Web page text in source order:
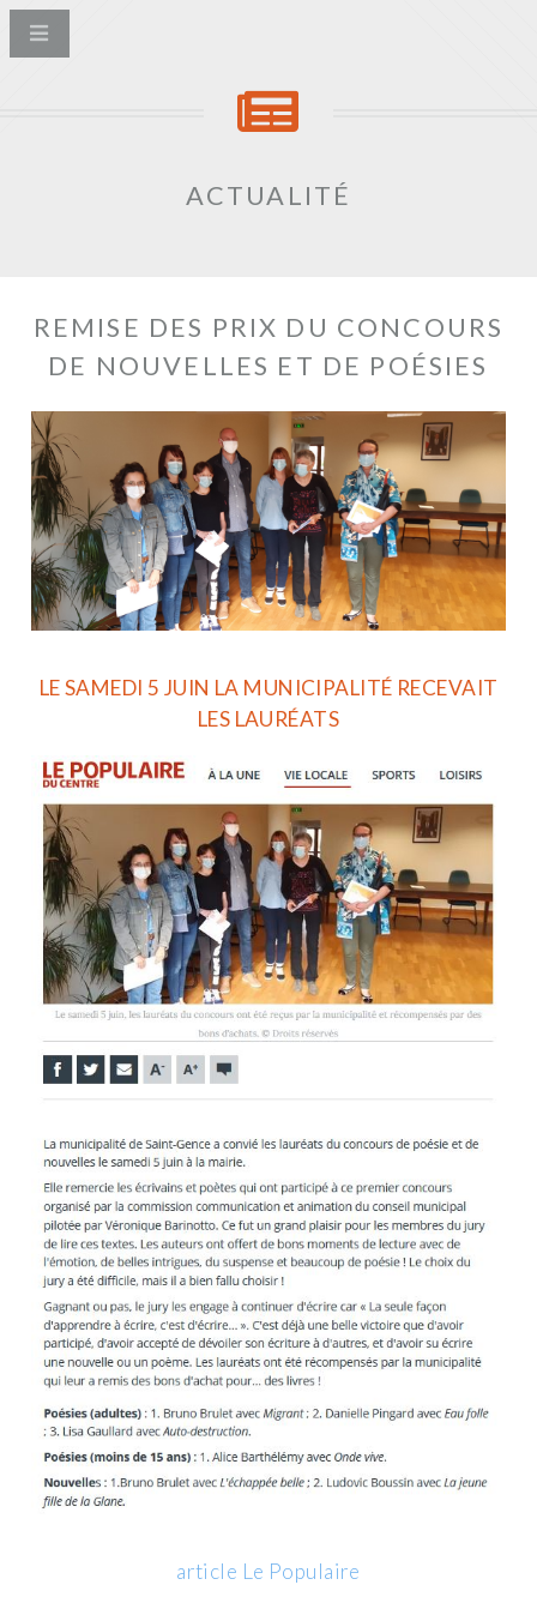
ACTUALITÉ
REMISE DES PRIX DU CONCOURS
DE NOUVELLES ET DE POÉSIES
LE SAMEDI 5 JUIN LA MUNICIPALITÉ RECEVAIT
LES LAURÉATS
article Le Populaire